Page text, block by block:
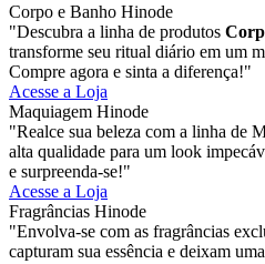
Corpo e Banho Hinode
"Descubra a linha de produtos
transforme seu ritual diário em um
Compre agora e sinta a diferença!"
Acesse a Loja
Maquiagem Hinode
"Realce sua beleza com a linha de
alta qualidade para um look
e surpreenda-se!"
Acesse a Loja
Fragrâncias Hinode
"Envolva-se com as fragrâncias
capturam sua essência e deixam